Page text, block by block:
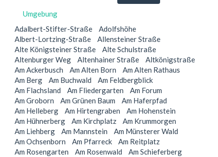
Umgebung
Adalbert-Stifter-Straße
Adolfshöhe
Albert-Lortzing-Straße
Allensteiner Straße
Alte Königsteiner Straße
Alte Schulstraße
Altenburger Weg
Altenhainer Straße
Altkönigstraße
Am Ackerbusch
Am Alten Born
Am Alten Rathaus
Am Berg
Am Buchwald
Am Feldbergblick
Am Flachsland
Am Fliedergarten
Am Forum
Am Groborn
Am Grünen Baum
Am Haferpfad
Am Helleberg
Am Hirtengraben
Am Hohenstein
Am Hühnerberg
Am Kirchplatz
Am Krummorgen
Am Liehberg
Am Mannstein
Am Münsterer Wald
Am Ochsenborn
Am Pfarreck
Am Reitplatz
Am Rosengarten
Am Rosenwald
Am Schieferberg